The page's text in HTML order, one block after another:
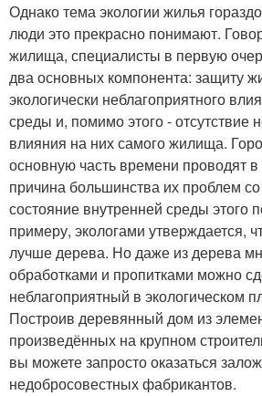
Однако тема экологии жилья
люди это прекрасно понимают.
жилища, специалисты в первую
два основных компонента: защиту
экологически неблагоприятного
среды и, помимо этого - отсутствие
влияния на них самого жилища.
основную часть времени проводят
причина большинства их проблем
состояние внутренней среды этого
примеру, экологами утверждается,
лучше дерева. Но даже из дерева
обработками и пропитками можно
неблагоприятный в экологическом
Построив деревянный дом из
произведённых на крупном
вы можете запросто оказаться
недобросовестных фабрикантов.